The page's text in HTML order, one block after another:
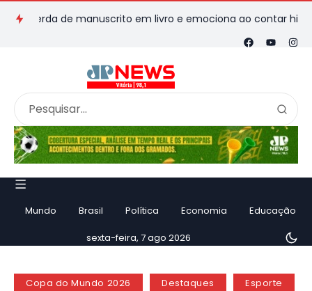
de manuscrito em livro e emociona ao contar história
Mundo Brasil Política Economia Educação
sexta-feira, 7 ago 2026
Copa do Mundo 2026 Destaques Esporte